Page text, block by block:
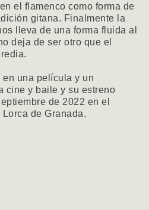
el flamenco como forma de
gitana. Finalmente la
lleva de una forma fluida al
deja de ser otro que el
en una película y un
cine y baile y su estreno
de 2022 en el
de Granada.